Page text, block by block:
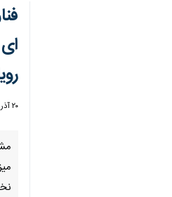
۲۰ آذر ۱۳۹۷، ۱۰:۰۳